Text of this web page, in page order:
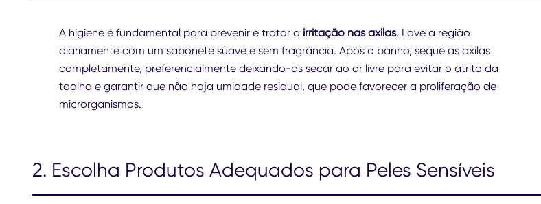
A higiene é fundamental para prevenir e tratar a irritação nas axilas. Lave a região
diariamente com um sabonete suave e sem fragrância. Após o banho, seque as axilas
completamente, preferencialmente deixando-as secar ao ar livre para evitar o atrito da
toalha e garantir que não haja umidade residual, que pode favorecer a proliferação de
microrganismos.
2. Escolha Produtos Adequados para Peles Sensíveis